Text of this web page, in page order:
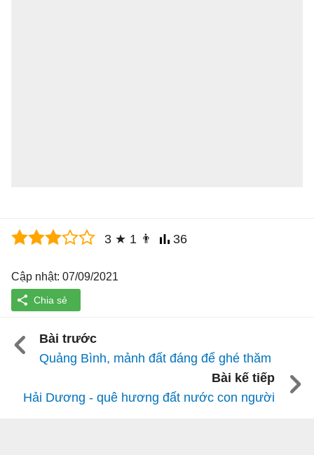
3 ★ 1 👨 36
Cập nhật: 07/09/2021
Bài trước
Quảng Bình, mảnh đất đáng để ghé thăm
Bài kế tiếp
Hải Dương - quê hương đất nước con người